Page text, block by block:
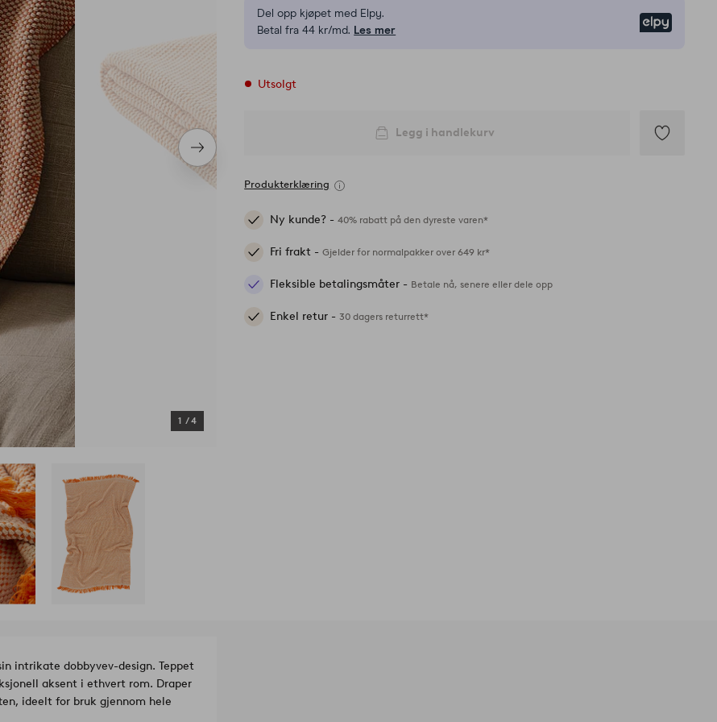
Neste
produkt
1 /4
Del opp kjøpet med Elpy.
Betal fra 44 kr/md. Les mer
Utsolgt
Legg i handlekurv
Produkterklæring
Ny kunde? -40% rabatt på den dyreste varen*
Fri frakt -Gjelder for normalpakker over 649 kr*
Fleksible betalingsmåter - Betale nå, senere eller dele opp
Enkel retur -30 dagers returrett*
intrikate dobbyvev-design. Teppet
aksent i ethvert rom. Draper
ideelt for bruk gjennom hele